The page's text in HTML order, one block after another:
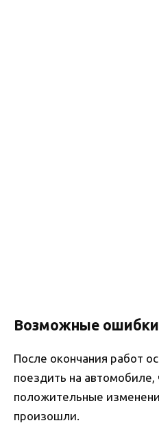
Возможные ошибки
После окончания работ
поездить на
положительные
произошли.